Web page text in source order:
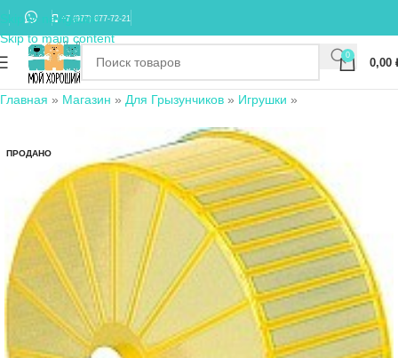
Skip to navigation
Skip to main content
+7 (977) 677-72-21
0
0,00
Главная » Магазин » Для Грызунчиков » Игрушки »
ПРОДАНО